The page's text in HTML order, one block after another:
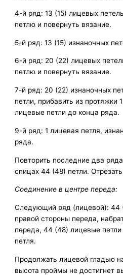
4-й ряд: 13 (15) лицевых
петлю и повернуть вязание.
5-й ряд: 13 (15) изнаночных
6-й ряд: 20 (22) лицевых
петлю и повернуть вязание.
7-й ряд: 20 (22) изнаночных
петли, прибавить из протяжки
лицевые петли до конца ряда.
9-й ряд: 1 лицевая петля,
ряда.
Повторить последние два
спицах 44 (48) петли. Отрезать
Соединение в центре переда:
Следующий ряд (лицевой): 44
правой стороны переда,
переда, 44 (48) лицевые
петля.
Продолжать лицевой гладью
высота проймы не достигнет